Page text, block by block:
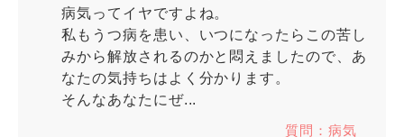
病気ってイヤですよね。
私もうつ病を患い、いつになったらこの苦し
みから解放されるのかと悶えましたので、あ
なたの気持ちはよく分かります。
そんなあなたにぜ...
質問：病気